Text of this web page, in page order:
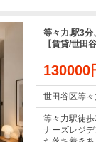
等々力,駅3分
【賃貸/世田
世田谷区等
等々力駅徒
ナーズレジ